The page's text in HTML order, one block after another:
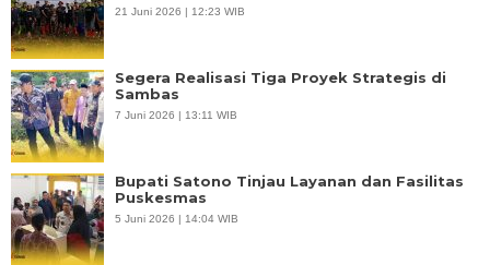
21 Juni 2026 | 12:23 WIB
Segera Realisasi Tiga Proyek Strategis di
Sambas
7 Juni 2026 | 13:11 WIB
Bupati Satono Tinjau Layanan dan Fasilitas
Puskesmas
5 Juni 2026 | 14:04 WIB